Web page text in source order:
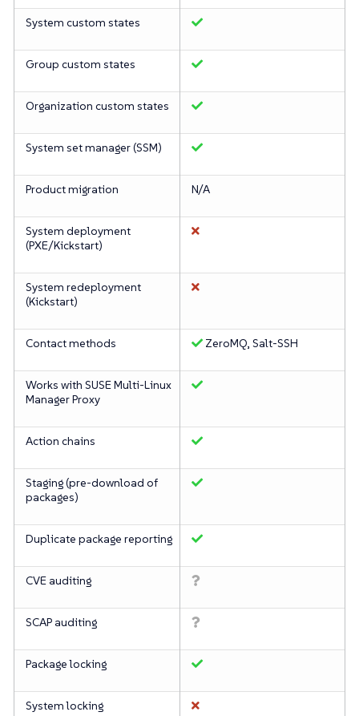
System custom states
Group custom states
Organization custom states
System set manager (SSM)
Product migration N/A
System deployment
(PXE/Kickstart)
System redeployment
(Kickstart)
Contact methods ZeroMQ, Salt-SSH
Works with SUSE Multi-Linux
Manager Proxy
Action chains
Staging (pre-download of
packages)
Duplicate package reporting
CVE auditing
SCAP auditing
Package locking
System locking